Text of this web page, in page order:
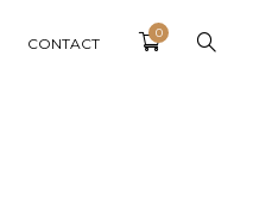
CONTACT
0